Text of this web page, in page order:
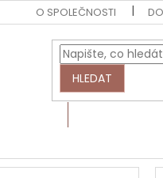
O SPOLEČNOSTI
HLEDAT